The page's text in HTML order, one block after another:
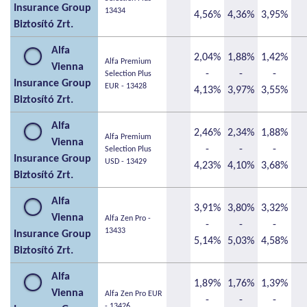
Insurance Group
Biztosító Zrt.
13434
4,56%
4,36%
3,95%
Alfa
Vienna
Insurance Group
Biztosító Zrt.
Alfa Premium
Selection Plus
EUR - 13428
2,04%
-
4,13%
1,88%
-
3,97%
1,42%
-
3,55%
Alfa
Vienna
Insurance Group
Biztosító Zrt.
Alfa Premium
Selection Plus
USD - 13429
2,46%
-
4,23%
2,34%
-
4,10%
1,88%
-
3,68%
Alfa
Vienna
Insurance Group
Biztosító Zrt.
Alfa Zen Pro -
13433
3,91%
-
5,14%
3,80%
-
5,03%
3,32%
-
4,58%
Alfa
Vienna
Alfa Zen Pro EUR
1,89%
-
1,76%
-
1,39%
-